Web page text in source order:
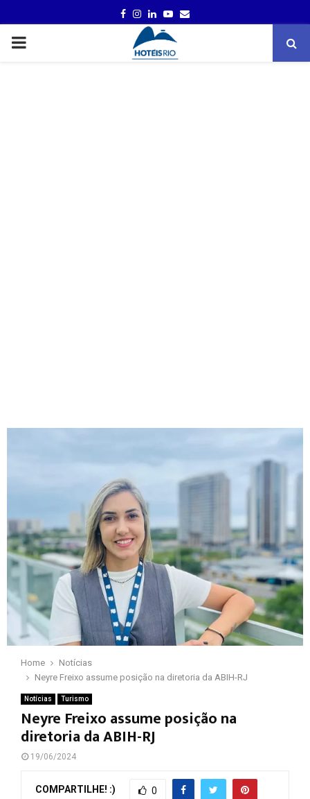
FACEBOOK
INSTAGRAM
LINKEDINYOUTUBE
EMAIL
PRIMARY
Home
Notícias
Neyre Freixo assume posição na diretoria da ABIH-RJ
Notícias Turismo
Neyre Freixo assume posição na
diretoria da ABIH-RJ
19/06/2024
COMPARTILHE! :) 0